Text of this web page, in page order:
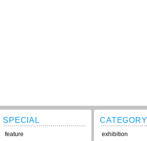
SPECIAL
feature
CATEGORY
exhibition